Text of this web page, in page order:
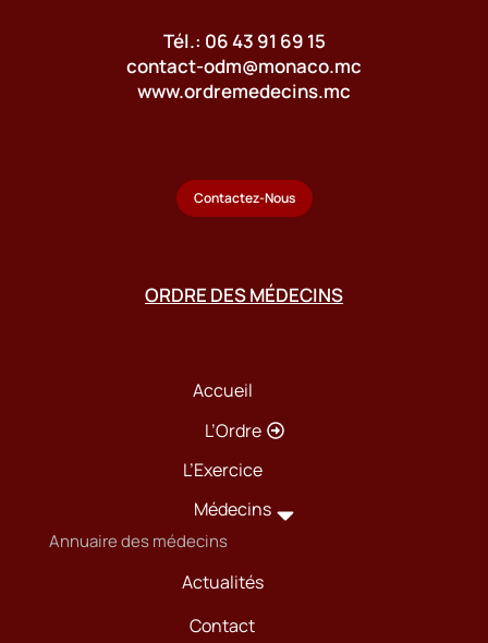
Tél.: 06 43 91 69 15
contact-odm@monaco.mc
www.ordremedecins.mc
Contactez-Nous
ORDRE DES MÉDECINS
Accueil
L’Ordre
L’Exercice
Médecins
Annuaire des médecins
Actualités
Contact